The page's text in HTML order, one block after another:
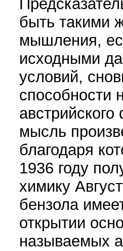
быть такими
мышления,
исходными
условий,
способности
мысль
благодаря
1936 году
химику
бензола
открытии
называемых